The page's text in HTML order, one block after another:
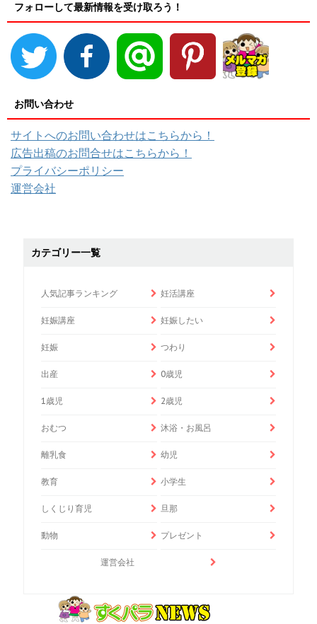
フォローして最新情報を受け取ろう！
お問い合わせ
サイトへのお問い合わせはこちらから！
広告出稿のお問合せはこちらから！
プライバシーポリシー
運営会社
カテゴリー一覧
人気記事ランキング 妊活講座
妊娠講座 妊娠したい
妊娠 つわり
出産 0歳児
1歳児 2歳児
おむつ 沐浴・お風呂
離乳食 幼児
教育 小学生
しくじり育児 旦那
動物 プレゼント
運営会社